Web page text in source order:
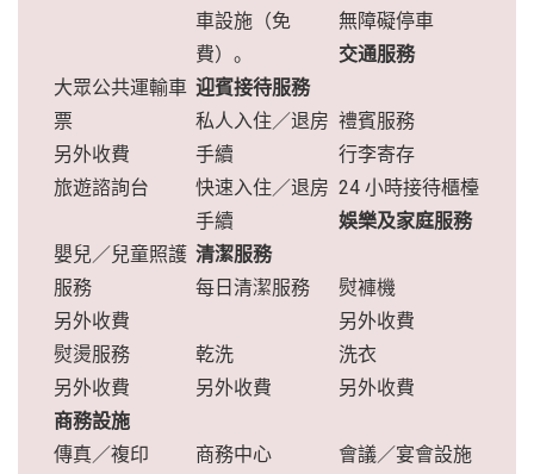
車設施（免
費）。
無障礙停車
交通服務
大眾公共運輸車
票
另外收費
迎賓接待服務
私人入住／退房
手續
禮賓服務
行李寄存
旅遊諮詢台
快速入住／退房
手續
24 小時接待櫃檯
娛樂及家庭服務
嬰兒／兒童照護
服務
另外收費
清潔服務
每日清潔服務
熨褲機
另外收費
熨燙服務
另外收費
乾洗
另外收費
洗衣
另外收費
商務設施
傳真／複印
商務中心
會議／宴會設施